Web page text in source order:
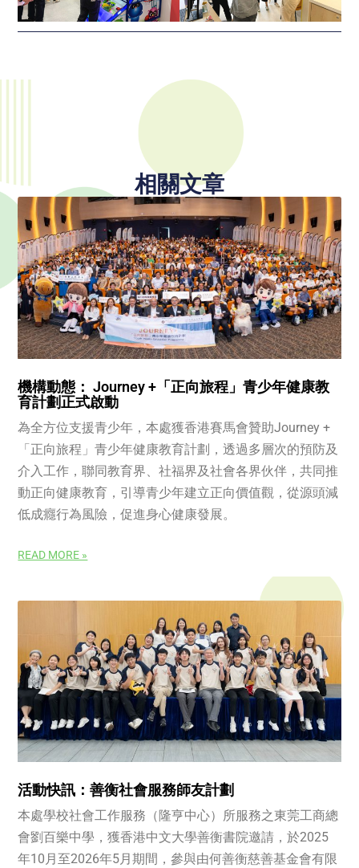
相關文章
機構動態： Journey +「正向旅程」青少年健康教
育計劃正式啟動
為全方位支援青少年，本處獲香港賽馬會贊助Journey +
「正向旅程」青少年健康教育計劃，透過多層次的預防及
介入工作，聯同教育界、社福界及社會各界伙伴，共同推
動正向健康教育，引導青少年建立正向價值觀，從源頭減
低成癮行為風險，促進身心健康發展。
READ MORE »
活動快訊：善衡社會服務師友計劃
本處學校社會工作服務（隆亨中心）所服務之東莞工商總
會劉百樂中學，獲香港中文大學善衡書院邀請，於2025
年10月至2026年5月期間，參與由何善衡慈善基金會有限